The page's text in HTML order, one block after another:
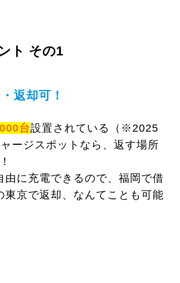
ト その1
返却可！
台設置されている（※2025
ージスポットなら、返す場所
由に充電できるので、福岡で借
東京で返却、なんてことも可能